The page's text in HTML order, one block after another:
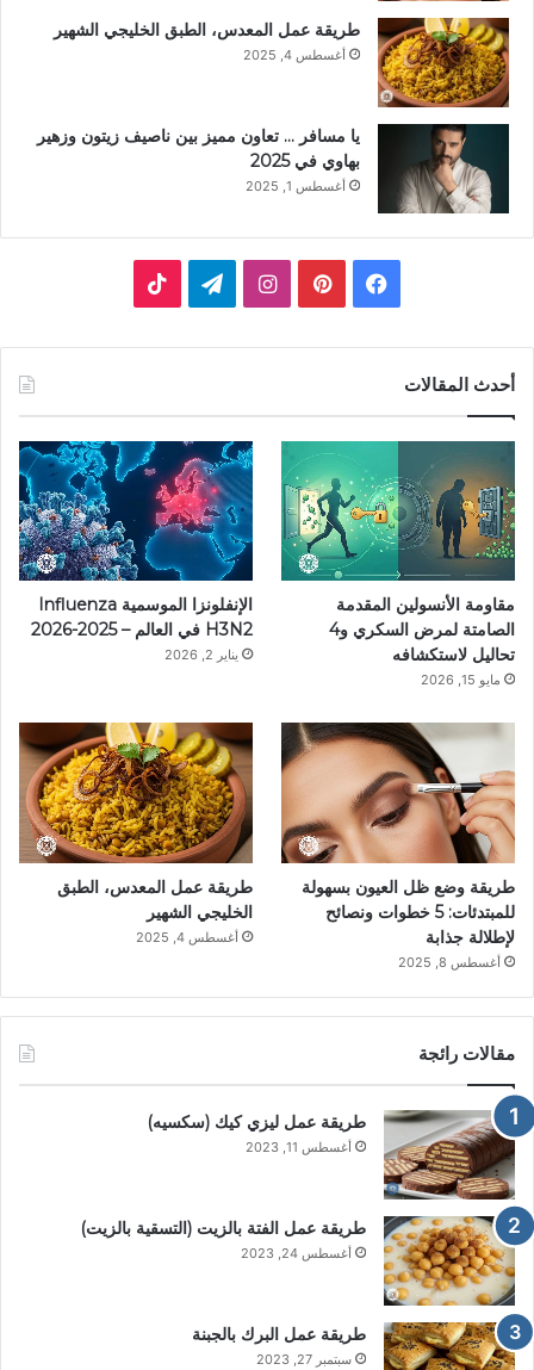
طريقة عمل المعدس، الطبق الخليجي الشهير
أغسطس 4, 2025
يا مسافر … تعاون مميز بين ناصيف زيتون وزهير
بهاوي في 2025
أغسطس 1, 2025
ب
و
ك
ت
ي
ر
ي
ت
ق
م
ق
ر
ا
k
T
o
k
أحدث المقالات
مقاومة الأنسولين المقدمة
الصامتة لمرض السكري و4
تحاليل لاستكشافه
مايو 15, 2026
الإنفلونزا الموسمية Influenza
H3N2 في العالم – 2025-2026
يناير 2, 2026
طريقة وضع ظل العيون بسهولة
للمبتدئات: 5 خطوات ونصائح
لإطلالة جذابة
أغسطس 8, 2025
طريقة عمل المعدس، الطبق
الخليجي الشهير
أغسطس 4, 2025
مقالات رائجة
طريقة عمل ليزي كيك (سكسيه)
أغسطس 11, 2023
طريقة عمل الفتة بالزيت (التسقية بالزيت)
أغسطس 24, 2023
طريقة عمل البرك بالجبنة
سبتمبر 27, 2023